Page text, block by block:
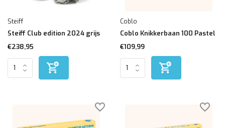
Steiff
Steiff Club edition 2024 grijs
€238,95
Coblo
Coblo Knikkerbaan 100 Pastel
€109,99